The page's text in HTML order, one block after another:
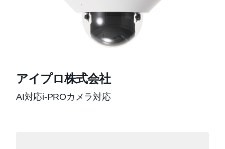
アイプロ株式会社
AI対応i-PROカメラ対応